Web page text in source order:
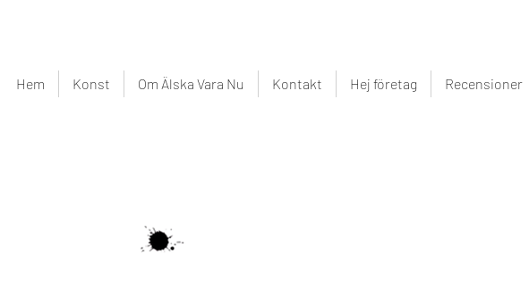
Hem Konst Om Älska Vara Nu Kontakt Hej företag Recensioner